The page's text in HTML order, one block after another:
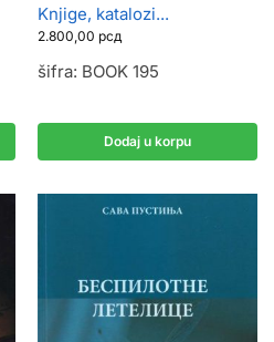
Knjige, katalozi...
2.800,00 рсд
šifra: BOOK 195
Dodaj u korpu